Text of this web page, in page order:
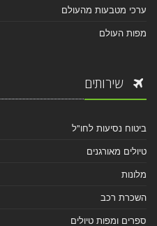
ערכי מטבעות מהעולם
מפות העולם
שירותים
ביטוח נסיעות לחו"ל
טיולים מאורגנים
מלונות
השכרת רכב
ספרים ומפות טיולים